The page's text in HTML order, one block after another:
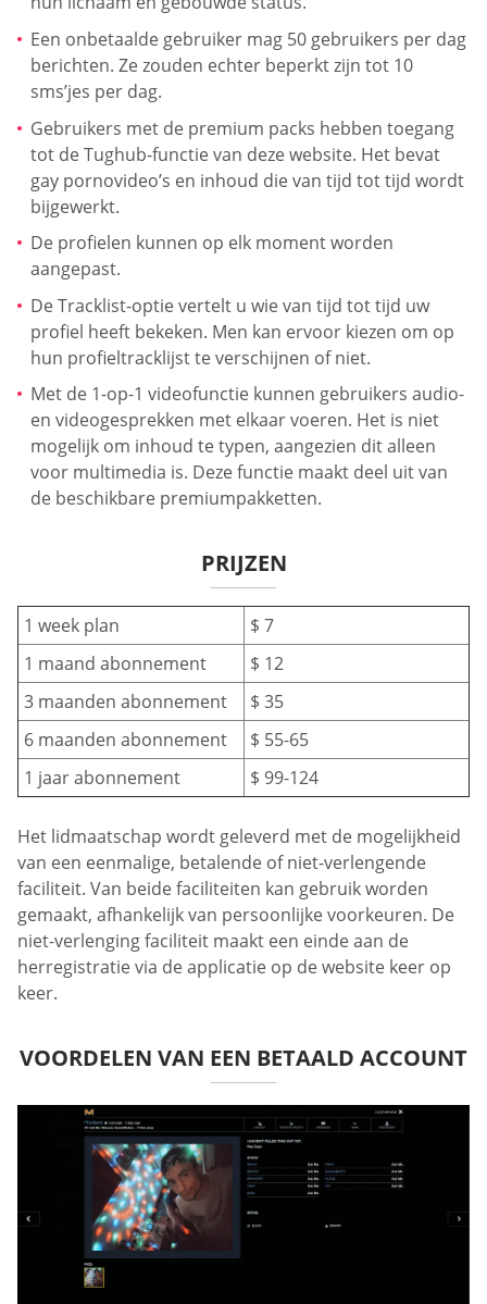
Een onbetaalde gebruiker mag 50 gebruikers per dag
berichten. Ze zouden echter beperkt zijn tot 10
sms’jes per dag.
Gebruikers met de premium packs hebben toegang
tot de Tughub-functie van deze website. Het bevat
gay pornovideo’s en inhoud die van tijd tot tijd wordt
bijgewerkt.
De profielen kunnen op elk moment worden
aangepast.
De Tracklist-optie vertelt u wie van tijd tot tijd uw
profiel heeft bekeken. Men kan ervoor kiezen om op
hun profieltracklijst te verschijnen of niet.
Met de 1-op-1 videofunctie kunnen gebruikers audio-
en videogesprekken met elkaar voeren. Het is niet
mogelijk om inhoud te typen, aangezien dit alleen
voor multimedia is. Deze functie maakt deel uit van
de beschikbare premiumpakketten.
PRIJZEN
1 week plan
$ 7
1 maand abonnement
$ 12
3 maanden abonnement
$ 35
6 maanden abonnement
$ 55-65
1 jaar abonnement
$ 99-124
Het lidmaatschap wordt geleverd met de mogelijkheid
van een eenmalige, betalende of niet-verlengende
faciliteit. Van beide faciliteiten kan gebruik worden
gemaakt, afhankelijk van persoonlijke voorkeuren. De
niet-verlenging faciliteit maakt een einde aan de
herregistratie via de applicatie op de website keer op
keer.
VOORDELEN VAN EEN BETAALD ACCOUNT